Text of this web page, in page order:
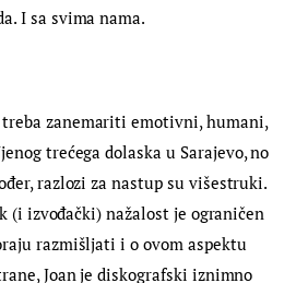
I sa svima nama.
treba zanemariti emotivni, humani,
trećega dolaska u Sarajevo, no
razlozi za nastup su višestruki.
(i izvođački) nažalost je ograničen
razmišljati i o ovom aspektu
Joan je diskografski iznimno